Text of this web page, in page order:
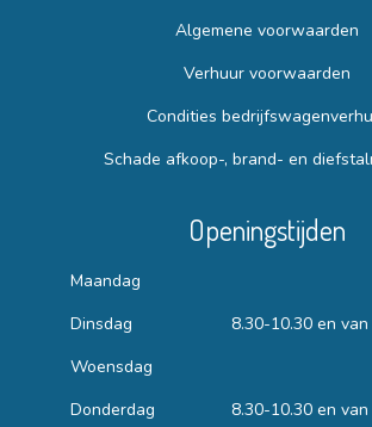
Algemene voorwaarden
Verhuur voorwaarden
Condities
Schade afkoop-, brand- en
Openingstijden
Maandag
Dinsdag
8.30-10.30 en
Woensdag
Donderdag
8.30-10.30 en